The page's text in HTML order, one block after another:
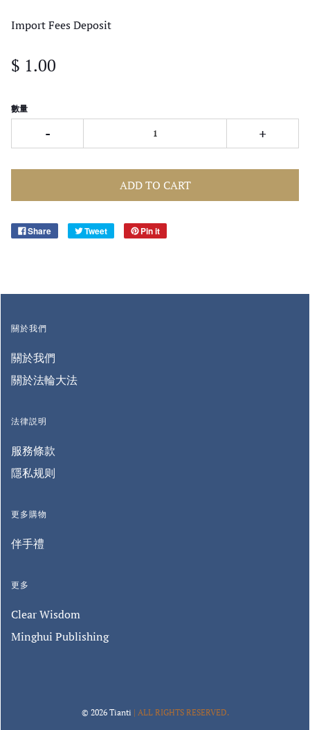
Import Fees Deposit
$ 1.00
數量
- +
ADD TO CART
Share Tweet Pin it
關於我們
關於我們
關於法輪大法
法律説明
服務條款
隱私规则
更多購物
伴手禮
更多
Clear Wisdom
Minghui Publishing
© 2026 Tianti | ALL RIGHTS RESERVED.